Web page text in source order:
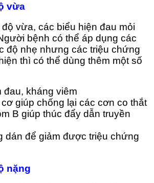
vừa
vừa, các biểu hiện đau mỏi
bệnh có thể áp dụng các
độ nhẹ nhưng các triệu chứng
thì có thể dùng thêm một số
đau, kháng viêm
giúp chống lại các cơn co thắt
B giúp thúc đẩy dẫn truyền
dán để giảm được triệu chứng
nặng